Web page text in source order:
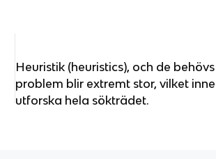
Heuristik (heuristics), och de
problem blir extremt stor, vilket
utforska hela sökträdet.